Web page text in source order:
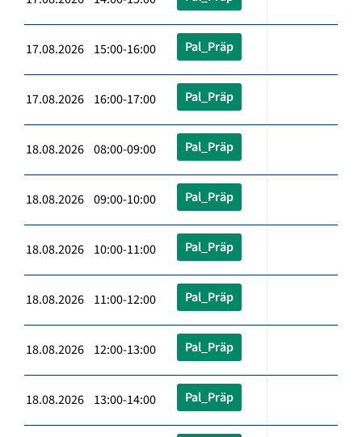
17.08.2026 15:00-16:00 Pal_Präp
17.08.2026 16:00-17:00 Pal_Präp
18.08.2026 08:00-09:00 Pal_Präp
18.08.2026 09:00-10:00 Pal_Präp
18.08.2026 10:00-11:00 Pal_Präp
18.08.2026 11:00-12:00 Pal_Präp
18.08.2026 12:00-13:00 Pal_Präp
18.08.2026 13:00-14:00 Pal_Präp